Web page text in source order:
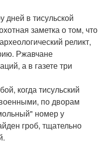
дней в тисульской
заметка о том, что
реликт,
Ржавчане
а в газете три
когда тисульский
по дворам
номер у
гроб, тщательно